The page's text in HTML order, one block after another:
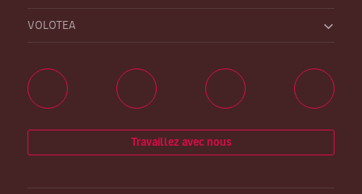
VOLOTEA
Travaillez avec nous